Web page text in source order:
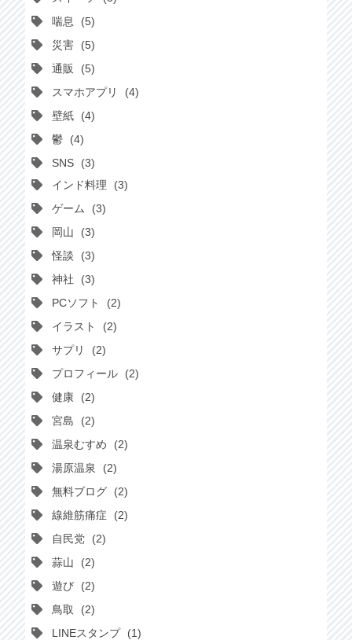
喘息
5
災害
5
通販
5
スマホアプリ
4
壁紙
4
鬱
4
SNS
3
インド料理
3
ゲーム
3
岡山
3
怪談
3
神社
3
PCソフト
2
イラスト
2
サプリ
2
プロフィール
2
健康
2
宮島
2
温泉むすめ
2
湯原温泉
2
無料ブログ
2
線維筋痛症
2
自民党
2
蒜山
2
遊び
2
鳥取
2
LINEスタンプ
1